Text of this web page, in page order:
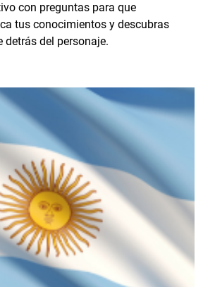
con preguntas para que
tus conocimientos y descubras
detrás del personaje.